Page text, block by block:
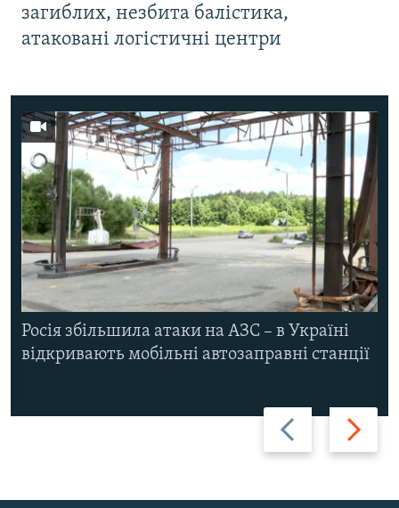
загиблих, незбита балістика,
атаковані логістичні центри
Назад Вперед
Росія збільшила атаки на АЗС – в Україні
відкривають мобільні автозаправні станції